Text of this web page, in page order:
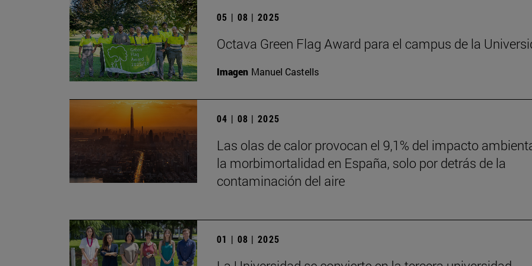
05 | 08 | 2025
Octava Green Flag Award para el campus de la
Imagen Manuel Castells
04 | 08 | 2025
Las olas de calor provocan el 9,1% del impacto
la morbimortalidad en España, solo por detrás de la
contaminación del aire
01 | 08 | 2025